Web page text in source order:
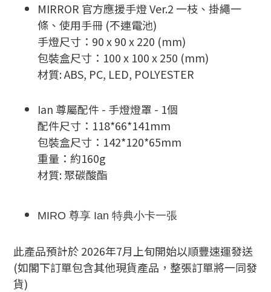
MIRROR 官方應援手燈 Ver.2 一枝、掛繩一
條、使用手冊 (不連電池)
手燈尺寸：90 x 90 x 220 (mm)
包裝盒尺寸：100 x 100 x 250 (mm)
材質: ABS, PC, LED, POLYESTER
Ian 尊屬配件 - 手燈燈罩 - 1個
配件尺寸：118*66*141mm
包裝盒尺寸：142*120*65mm
重量：約160g
材質: 聚碳酸酯
MIRO 尊享 Ian 特典小卡一張
此產品預計於 2026年7月上旬開始以順豐速運發送​
(如閣下訂單包含其他現貨產品，整張訂單將一同發
貨)